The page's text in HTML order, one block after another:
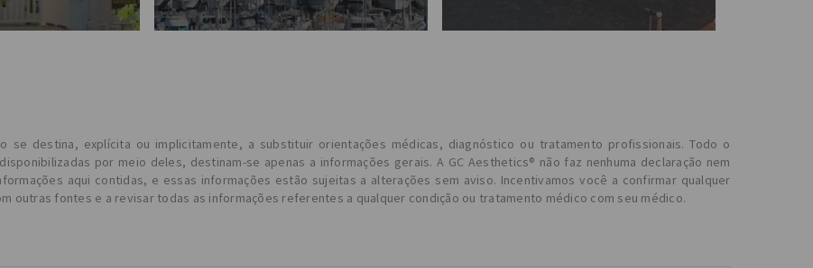
se destina, explícita ou implicitamente, a substituir orientações médicas, diagnóstico ou tratamento profissionais. Todo o
por meio deles, destinam-se apenas a informações gerais. A GC Aesthetics® não faz nenhuma declaração nem
aqui contidas, e essas informações estão sujeitas a alterações sem aviso. Incentivamos você a confirmar qualquer
outras fontes e a revisar todas as informações referentes a qualquer condição ou tratamento médico com seu médico.